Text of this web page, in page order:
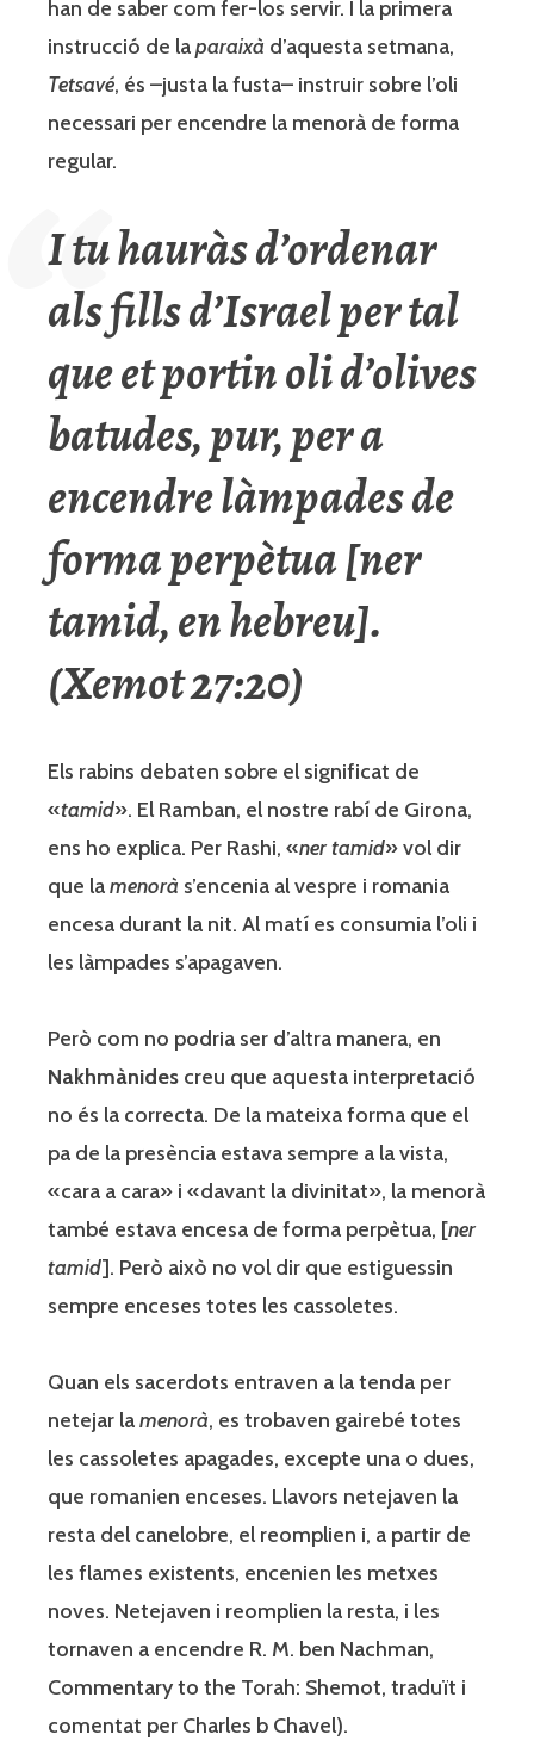
han de saber com fer-los servir. I la primera
instrucció de laparaixà d’aquesta setmana,
Tetsavé, és –justa la fusta– instruir sobre l’oli
necessari per encendre la menorà de forma
regular.
I tu hauràs d’ordenar
als fills d’Israel per tal
que et portin oli d’olives
batudes, pur, per a
encendre làmpades de
forma perpètua [ner
tamid, en hebreu].
(Xemot 27:20)
Els rabins debaten sobre el significat de
«tamid». El Ramban, el nostre rabí de Girona,
ens ho explica. Per Rashi, «ner tamid» vol dir
que lamenorà s’encenia al vespre i romania
encesa durant la nit. Al matí es consumia l’oli i
les làmpades s’apagaven.
Però com no podria ser d’altra manera, en
Nakhmànides creu que aquesta interpretació
no és la correcta. De la mateixa forma que el
pa de la presència estava sempre a la vista,
«cara a cara» i «davant la divinitat», la menorà
també estava encesa de forma perpètua, [ner
tamid]. Però això no vol dir que estiguessin
sempre enceses totes les cassoletes.
Quan els sacerdots entraven a la tenda per
netejar lamenorà, es trobaven gairebé totes
les cassoletes apagades, excepte una o dues,
que romanien enceses. Llavors netejaven la
resta del canelobre, el reomplien i, a partir de
les flames existents, encenien les metxes
noves. Netejaven i reomplien la resta, i les
tornaven a encendre R. M. ben Nachman,
Commentary to the Torah: Shemot, traduït i
comentat per Charles b Chavel).